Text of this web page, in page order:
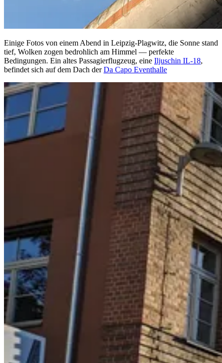
Einige Fotos von einem Abend in Leipzig-Plagwitz, die Sonne stand
tief, Wolken zogen bedrohlich am Himmel — perfekte
Bedingungen. Ein altes Passagierflugzeug, eine Iljuschin IL-18,
befindet sich auf dem Dach derDa Capo Eventhalle